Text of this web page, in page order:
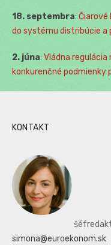
18. septembra:
do systému distribúcie a
2. júna: Vládna
konkurenčné podmienky
KONTAKT
simona@euroekonom.sk